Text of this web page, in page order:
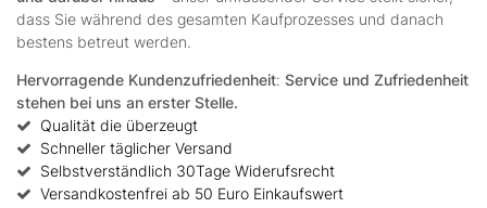
dass Sie während des gesamten Kaufprozesses und danach
bestens betreut werden.
Hervorragende Kundenzufriedenheit: Service und Zufriedenheit
stehen bei uns an erster Stelle.
Qualität die überzeugt
Schneller täglicher Versand
Selbstverständlich 30Tage Widerufsrecht
Versandkostenfrei ab 50 Euro Einkaufswert